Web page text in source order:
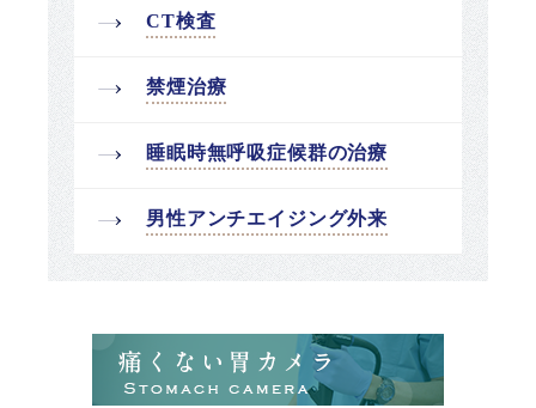
CT検査
禁煙治療
睡眠時無呼吸症候群の治療
男性アンチエイジング外来